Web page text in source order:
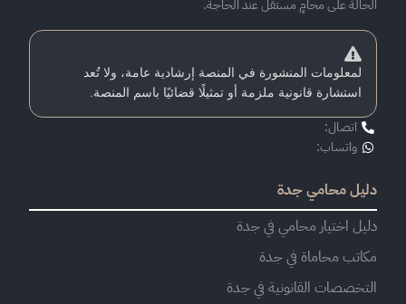
الحالة على محامٍ مستقل عند الحاجة.
لمعلومات المنشورة في المنصة إرشادية عامة، ولا تُعد
استشارة قانونية ملزمة أو تمثيلًا قضائيًا باسم المنصة.
اتصال:
واتساب:
دليل محامي جدة
دليل اختيار محامي في جدة
مكاتب محاماة في جدة
التخصصات القانونية في جدة